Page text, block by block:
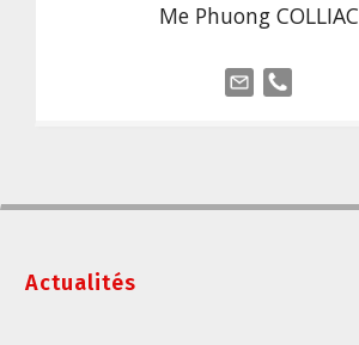
Me Phuong COLLIAC
Actualités